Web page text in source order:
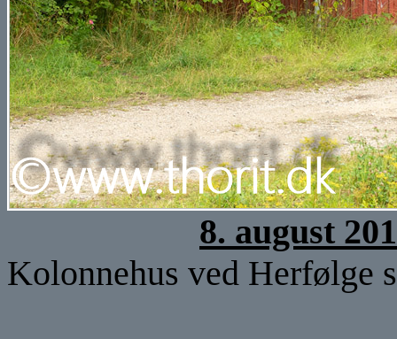
8. august
Kolonnehus ved Herfølge